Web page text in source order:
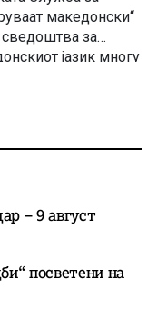
македонски“
сведоштва за
јазик многу
во 1945
за
– 9 август
посветени на